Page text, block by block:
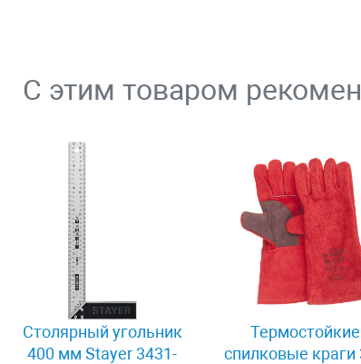
С этим товаром
Столярный угольник
400 мм Stayer 3431-
Термостойкие
спилковые краги